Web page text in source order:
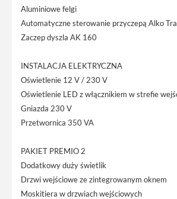
Aluminiowe felgi
Automatyczne sterowanie przyczepą Alko
Zaczep dyszla AK 160
INSTALACJA ELEKTRYCZNA
Oświetlenie 12 V / 230 V
Oświetlenie LED z włącznikiem w strefie
Gniazda 230 V
Przetwornica 350 VA
PAKIET PREMIO 2
Dodatkowy duży świetlik
Drzwi wejściowe ze zintegrowanym oknem
Moskitiera w drzwiach wejściowych